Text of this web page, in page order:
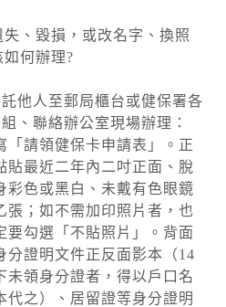
失、毀損，或改名字、換照
如何辦理?
他人至郵局櫃台或健保署各
、聯絡辦公室現場辦理：
「請領健保卡申請表」。正
貼最近二年內二吋正面、脫
彩色或黑白、未戴有色眼鏡
張；如不需加印照片者，也
要勾選「不貼照片」。背面
分證明文件正反面影本（14
未領身分證者，得以戶口名
代之）、居留證等身分證明